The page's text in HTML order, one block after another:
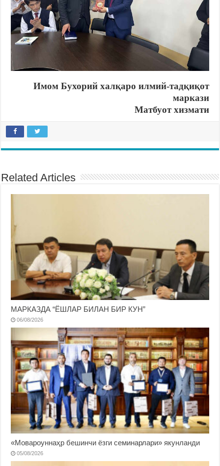
Имом Бухорий халқаро илмий-тадқиқот
маркази
Матбуот хизмати
Related Articles
МАРКАЗДА “ЁШЛАР БИЛАН БИР КУН”
06/08/2026
«Мовароуннаҳр бешинчи ёзги семинарлари» якунланди
05/08/2026